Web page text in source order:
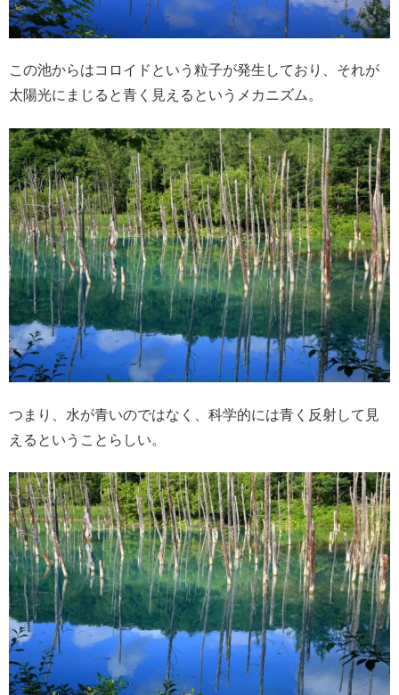
この池からはコロイドという粒子が発生しており、それが
太陽光にまじると青く見えるというメカニズム。
つまり、水が青いのではなく、科学的には青く反射して見
えるということらしい。